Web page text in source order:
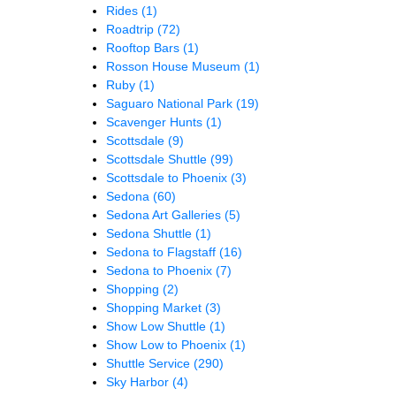
Rides (1)
Roadtrip (72)
Rooftop Bars (1)
Rosson House Museum (1)
Ruby (1)
Saguaro National Park (19)
Scavenger Hunts (1)
Scottsdale (9)
Scottsdale Shuttle (99)
Scottsdale to Phoenix (3)
Sedona (60)
Sedona Art Galleries (5)
Sedona Shuttle (1)
Sedona to Flagstaff (16)
Sedona to Phoenix (7)
Shopping (2)
Shopping Market (3)
Show Low Shuttle (1)
Show Low to Phoenix (1)
Shuttle Service (290)
Sky Harbor (4)